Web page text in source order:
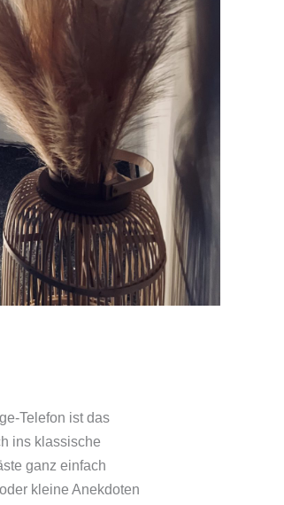
Telefon ist das
ins klassische
ganz einfach
kleine Anekdoten